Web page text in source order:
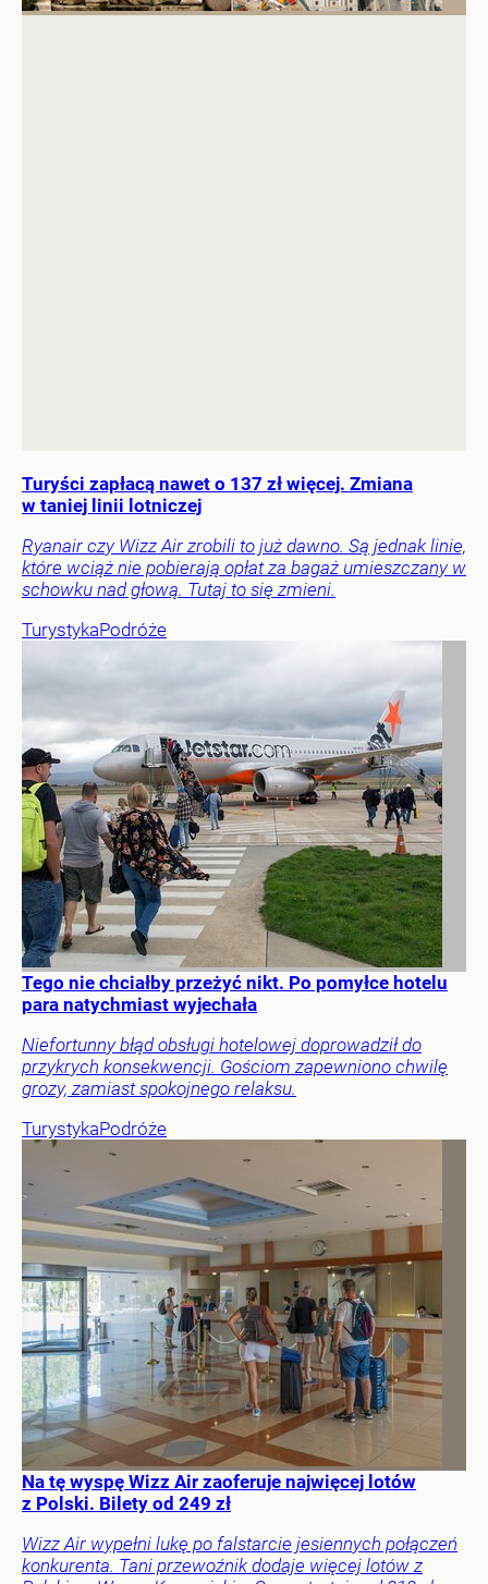
Turyści zapłacą nawet o 137 zł więcej. Zmiana
w taniej linii lotniczej
Ryanair czy Wizz Air zrobili to już dawno. Są jednak linie,
które wciąż nie pobierają opłat za bagaż umieszczany w
schowku nad głową. Tutaj to się zmieni.
TurystykaPodróże
Tego nie chciałby przeżyć nikt. Po pomyłce hotelu
para natychmiast wyjechała
Niefortunny błąd obsługi hotelowej doprowadził do
przykrych konsekwencji. Gościom zapewniono chwilę
grozy, zamiast spokojnego relaksu.
TurystykaPodróże
Na tę wyspę Wizz Air zaoferuje najwięcej lotów
z Polski. Bilety od 249 zł
Wizz Air wypełni lukę po falstarcie jesiennych połączeń
konkurenta. Tani przewoźnik dodaje więcej lotów z